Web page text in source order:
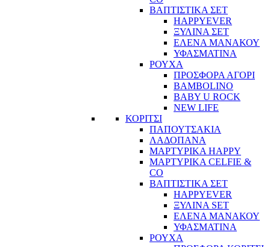
ΒΑΠΤΙΣΤΙΚΑ ΣΕΤ
HAPPYEVER
ΞΥΛΙΝΑ ΣΕΤ
ΕΛΕΝΑ ΜΑΝΑΚΟΥ
ΥΦΑΣΜΑΤΙΝΑ
ΡΟΥΧΑ
ΠΡΟΣΦΟΡΑ ΑΓΟΡΙ
BAMBOLINO
BABY U ROCK
NEW LIFE
ΚΟΡΙΤΣΙ
ΠΑΠΟΥΤΣΑΚΙΑ
ΛΑΔΟΠΑΝΑ
ΜΑΡΤΥΡΙΚΑ HAPPY
ΜΑΡΤΥΡΙΚΑ CELFIE &
CO
ΒΑΠΤΙΣΤΙΚΑ ΣΕΤ
HAPPYEVER
ΞΥΛΙΝΑ SET
ΕΛΕΝΑ ΜΑΝΑΚΟΥ
ΥΦΑΣΜΑΤΙΝΑ
ΡΟΥΧΑ